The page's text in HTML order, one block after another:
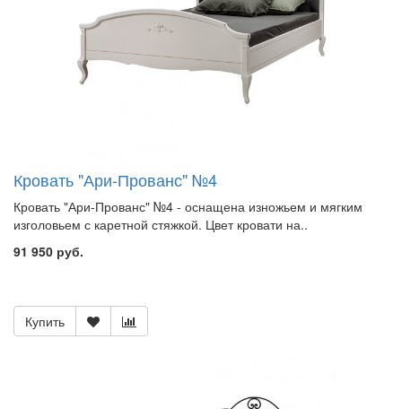
Кровать "Ари-Прованс" №4
Кровать "Ари-Прованс" №4 - оснащена изножьем и мягким
изголовьем с каретной стяжкой. Цвет кровати на..
91 950 руб.
Купить